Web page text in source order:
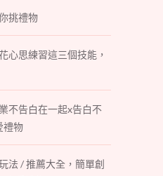
挑禮物
心思練習這三個技能，
不告白在一起x告白不
禮物
法 / 推薦大全，簡單創